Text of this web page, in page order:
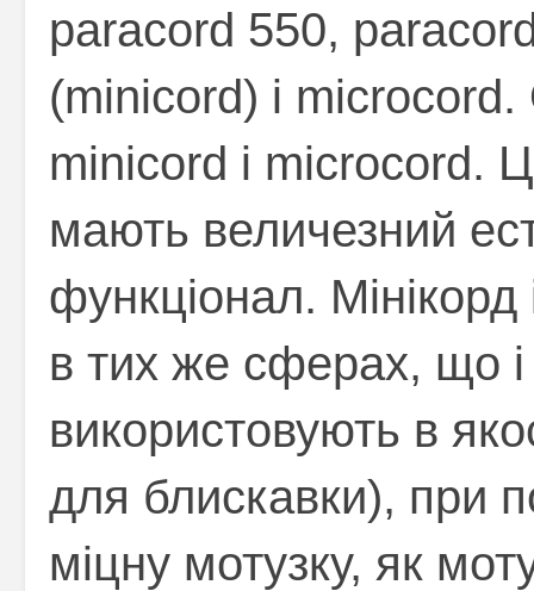
paracord 550,
(minicord) і
minicord і microcord.
мають величезний
функціонал. Мінікорд
в тих же сферах, що і
використовують в
для блискавки), при
міцну мотузку, як